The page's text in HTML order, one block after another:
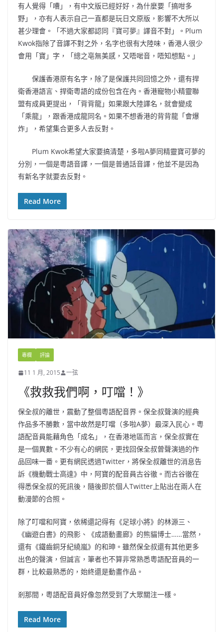
有人覺得「嘈」，有中文版已經好好，為什麼要「搞咁多
野」，亦有人表示自己一直都是玩日文原版，影響不大所以
甚少理會。「不過大家都認同『寶可夢』譯音不對」。Plum
Kwok指除了音譯不對之外，名字也很有大陸味，香港人很少
會用「寶」字，「總之亳無美感，又唔啱音，唔知想點。」
保護香港原有名字，除了是保護共同回憶之外，還有捍
衛香港語言、捍衛粵語的成份包含在內。香港寵物小精靈聯
盟有成員更提出，「背背龍」如果跟大陸譯名，就會變成
「乘龍」，跟香港成龍同名。如果不想香港的背背龍「會爆
炸」，希望集合更多人去反對。
Plum Kwok希望大家要搞清楚，多啦A夢同精靈寶可夢的
分別，一個是粵語音譯，一個是普通話音譯，他並不是因為
有新名字就要去反對。
Read More
專欄 評論
11 1 月, 2015 一弦
《救救我們啊，叮噹！》
保全叔的離世，震動了整個粵語配音界。保全叔聲演的經典
作品多不勝數，當中故然是叮噹（多啦A夢）最深入民心。粵
語配音員能藉角色「成名」，在香港地區而言，保全叔實在
是一個異數。不少有心的網民，更找回保全叔曾聲演過的作
品回味一番。更有網民透過Twitter，將保全叔離世的消息告
訴《機動戰士高達》中，阿寶的配音員古谷徹。而古谷徹在
得悉保全叔的死訊後，隨後即於個人Twitter上貼出在兩人在
動漫節的合照。
除了叮噹和阿寶，依稀還記得有《足球小將》的林源三、
《幽遊白書》的飛影、《成語動畫廊》的熊貓博士……當然，
還有《鐵齒銅牙紀繞嵐》的和珅。雖然保全叔還有其他更多
出色的聲演，但誠言，筆者也不算非常熟悉粵語配音員的一
群，比較最熟悉的，始終還是動畫作品。
剎那間，粵語配音員好像忽然受到了大眾關注一樣。
Read More